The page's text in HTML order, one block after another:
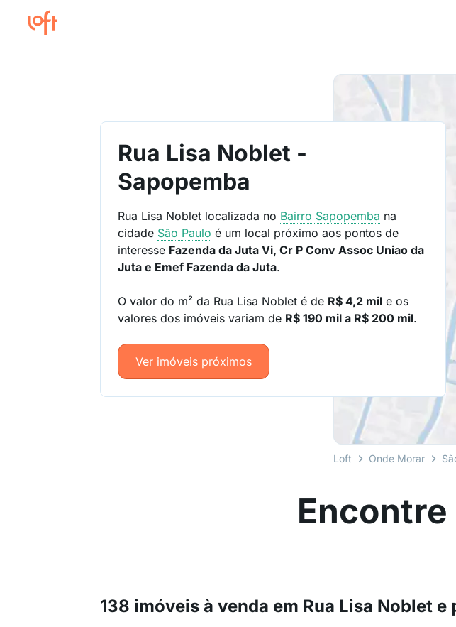
Loft Onde Morar
Rua Lisa Noblet -
Sapopemba
Rua Lisa Noblet localizada no Bairro Sapopemba na
cidade São Paulo é um local próximo aos pontos de
interesse Fazenda da Juta Vi, Cr P Conv Assoc Uniao da
Juta e Emef Fazenda da Juta.
O valor do m² da Rua Lisa Noblet é de R$ 4,2 mil e os
valores dos imóveis variam de R$ 190 mil a R$ 200 mil.
Ver imóveis próximos
138 imóveis à venda em Rua Lisa Noblet